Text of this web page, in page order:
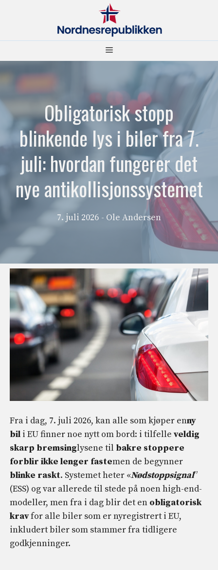
Meny
Obligatorisk stopp
blinkende lys i biler fra 7.
juli: hvordan fungerer det
nye antikollisjonssystemet
7. juli 2026 - Ole Andersen
Fra i dag, 7. juli 2026, kan alle som kjøper enny
bil i EU finner noe nytt om bord: i tilfelle veldig
skarp bremsinglysene til bakre stoppere
forblir ikke lenger fastemen de begynner
blinke raskt. Systemet heter «Nødstoppsignal”
(ESS) og var allerede til stede på noen high-end-
modeller, men fra i dag blir det en obligatorisk
kravfor alle biler som er nyregistrert i EU,
inkludert biler som stammer fra tidligere
godkjenninger.